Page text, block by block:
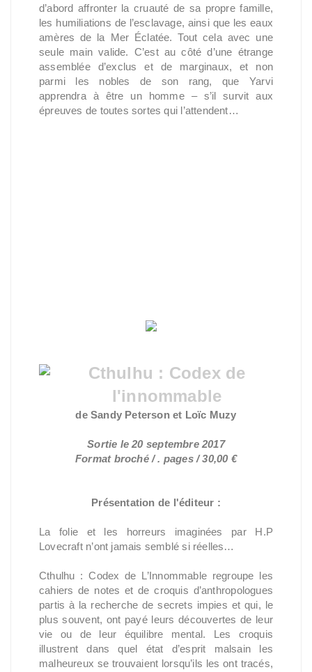
d’abord affronter la cruauté de sa propre famille,
les humiliations de l’esclavage, ainsi que les eaux
amères de la Mer Éclatée. Tout cela avec une
seule main valide. C’est au côté d’une étrange
assemblée d’exclus et de marginaux, et non
parmi les nobles de son rang, que Yarvi
apprendra à être un homme – s’il survit aux
épreuves de toutes sortes qui l’attendent…
Cthulhu : Codex de
l'innommable
de Sandy Peterson et Loïc Muzy
Sortie le 20 septembre 2017
Format broché / . pages / 30,00 €
Présentation de l'éditeur :
La folie et les horreurs imaginées par H.P
Lovecraft n’ont jamais semblé si réelles…
Cthulhu : Codex de L’Innommable regroupe les
cahiers de notes et de croquis d’anthropologues
partis à la recherche de secrets impies et qui, le
plus souvent, ont payé leurs découvertes de leur
vie ou de leur équilibre mental. Les croquis
illustrent dans quel état d’esprit malsain les
malheureux se trouvaient lorsqu’ils les ont tracés,